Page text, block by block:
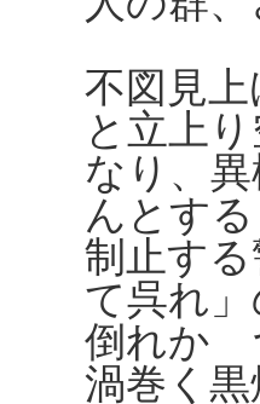
不図見
と立上
なり、
んとす
制止す
て呉れ
倒れか
渦巻く